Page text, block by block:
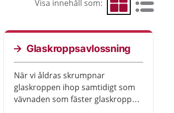
Visa innehåll som: Visa som rutnät
Visa som
Glaskroppsavlossning
När vi åldras skrumpnar
glaskroppen ihop samtidigt som
vävnaden som fäster glaskroppen